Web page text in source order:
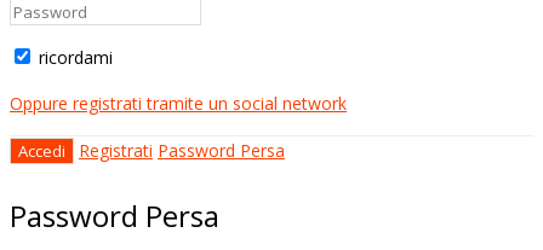
ricordami
Oppure registrati tramite un social network
Registrati Password Persa
Password Persa